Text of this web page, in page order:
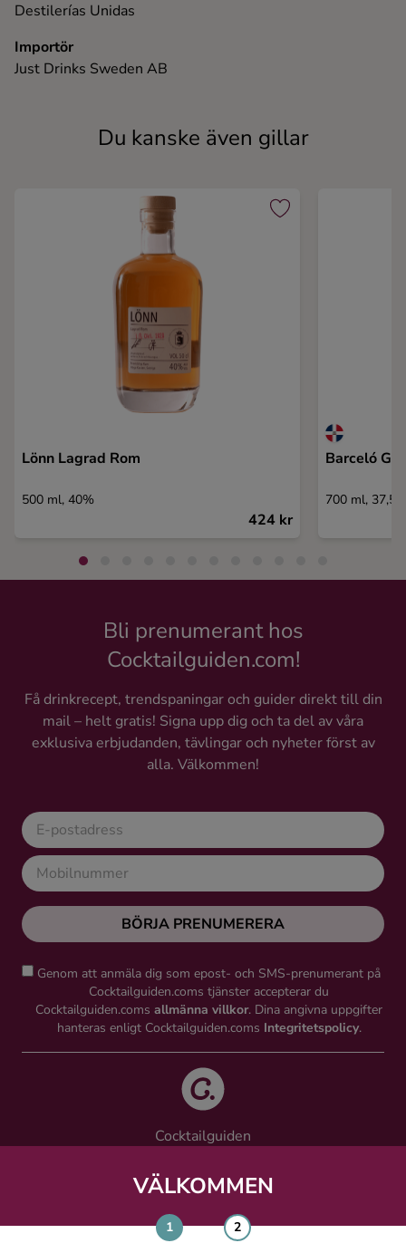
VÄLKOMMEN
Destilerías Unidas
Importör
Just Drinks Sweden AB
Du kanske även gillar
Lönn Lagrad Rom
500 ml, 40%
424 kr
Barceló
700 ml,
Bli prenumerant hos
Cocktailguiden.com!
Få drinkrecept, trendspaningar och guider direkt till din
mail – helt gratis! Signa upp dig och ta del av våra
exklusiva erbjudanden, tävlingar och nyheter först av
alla. Välkommen!
BÖRJA PRENUMERERA
Genom att anmäla dig som epost- och SMS-prenumerant på
Cocktailguiden.coms tjänster accepterar du
Cocktailguiden.coms allmänna villkor. Dina angivna uppgifter
hanteras enligt Cocktailguiden.coms Integritetspolicy.
Cocktailguiden
Västra Järnvägsgatan 21, 111 64 Stockholm